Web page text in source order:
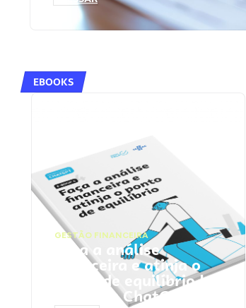
EBOOKS
GESTÃO FINANCEIRA
Faça a análise
financeira e atinja o
ponto de equilíbrio |
Prompts ChatGPT